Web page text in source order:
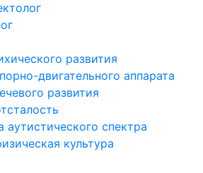
развития
двигательного аппарата
развития
аутистического спектра
культура